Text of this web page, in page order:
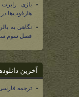
بازی
هارفوت‌ها
نگاهی به
فصل سوم
آخرین
ترجمه فارسی ۴۰ صفحه از کتاب «سقوط